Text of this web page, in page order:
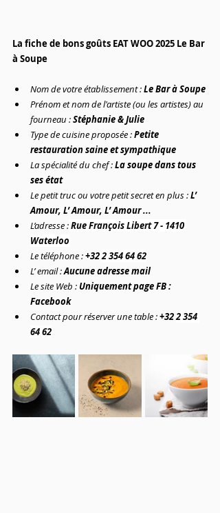
La fiche de bons goûts EAT WOO 2025 Le Bar
à Soupe
Nom de votre établissement : Le Bar à Soupe
Prénom et nom de l'artiste (ou les artistes) au
fourneau : Stéphanie & Julie
Type de cuisine proposée : Petite
restauration saine et sympathique
La spécialité du chef : La soupe dans tous
ses état
Le petit truc ou votre petit secret en plus : L’
Amour, L’ Amour, L’ Amour ...
L’adresse :Rue François Libert 7 - 1410
Waterloo
Le téléphone :+32 2 354 64 62
L’ email : Aucune adresse mail
Le site Web : Uniquement page FB :
Facebook
Contact pour réserver une table :+32 2 354
64 62